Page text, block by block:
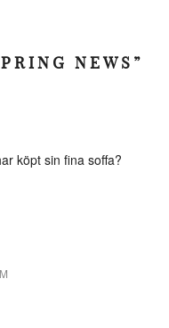
NEWS”
köpt sin fina soffa?